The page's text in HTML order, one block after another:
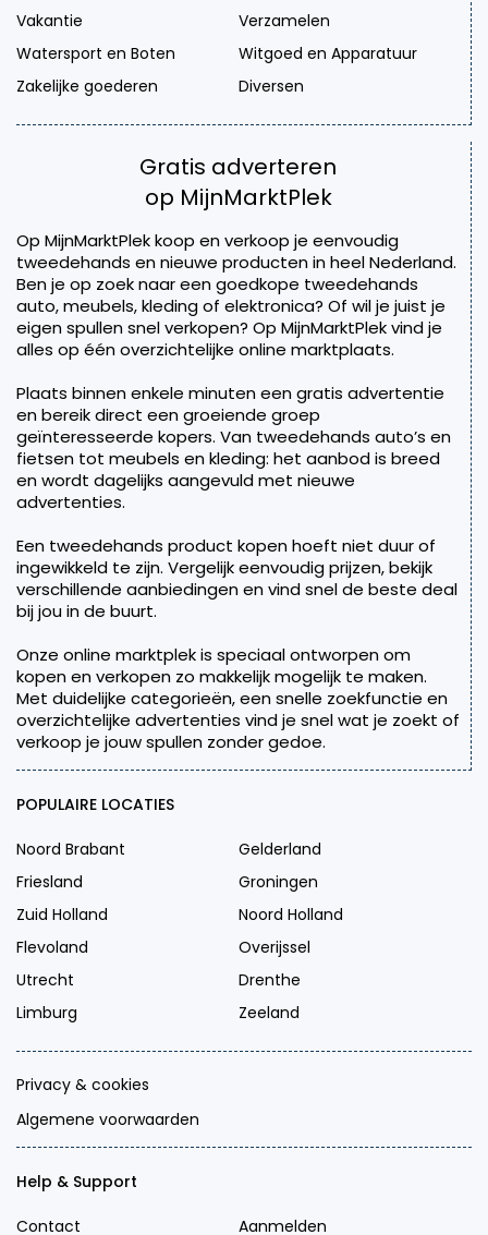
Vakantie
Verzamelen
Watersport en Boten
Witgoed en Apparatuur
Zakelijke goederen
Diversen
Gratis adverteren
op MijnMarktPlek
Op MijnMarktPlek koop en verkoop je eenvoudig
tweedehands en nieuwe producten in heel Nederland.
Ben je op zoek naar een goedkope tweedehands
auto, meubels, kleding of elektronica? Of wil je juist je
eigen spullen snel verkopen? Op MijnMarktPlek vind je
alles op één overzichtelijke online marktplaats.
Plaats binnen enkele minuten een gratis advertentie
en bereik direct een groeiende groep
geïnteresseerde kopers. Van tweedehands auto’s en
fietsen tot meubels en kleding: het aanbod is breed
en wordt dagelijks aangevuld met nieuwe
advertenties.
Een tweedehands product kopen hoeft niet duur of
ingewikkeld te zijn. Vergelijk eenvoudig prijzen, bekijk
verschillende aanbiedingen en vind snel de beste deal
bij jou in de buurt.
Onze online marktplek is speciaal ontworpen om
kopen en verkopen zo makkelijk mogelijk te maken.
Met duidelijke categorieën, een snelle zoekfunctie en
overzichtelijke advertenties vind je snel wat je zoekt of
verkoop je jouw spullen zonder gedoe.
POPULAIRE LOCATIES
Noord Brabant
Gelderland
Friesland
Groningen
Zuid Holland
Noord Holland
Flevoland
Overijssel
Utrecht
Drenthe
Limburg
Zeeland
Privacy & cookies
Algemene voorwaarden
Help & Support
Contact Aanmelden